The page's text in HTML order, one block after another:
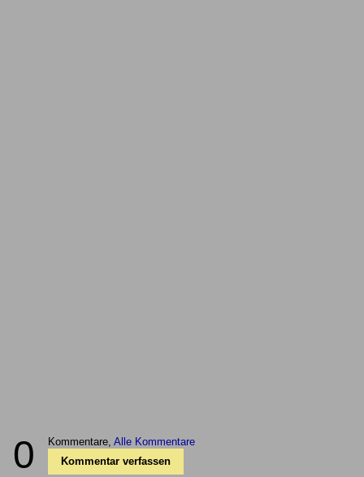
0 Kommentare, Alle Kommentare
Kommentar verfassen